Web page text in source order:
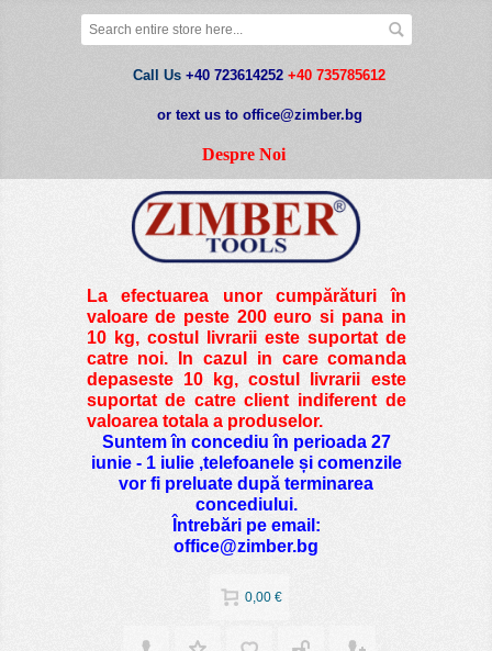
Call Us +40 723614252 +40 735785612
or text us to office@zimber.bg
Despre Noi
La efectuarea unor cumpărături în
valoare de peste200 euro si pana in
10 kg, costul livrarii este suportat de
catre noi. In cazul in care comanda
depaseste 10 kg, costul livrarii este
suportat de catre client indiferent de
valoarea totala a produselor.
Suntem în concediu în perioada 27
iunie - 1 iulie ,telefoanele și comenzile
vor fi preluate după terminarea
concediului.
Întrebări pe email:
office@zimber.bg
0,00 €